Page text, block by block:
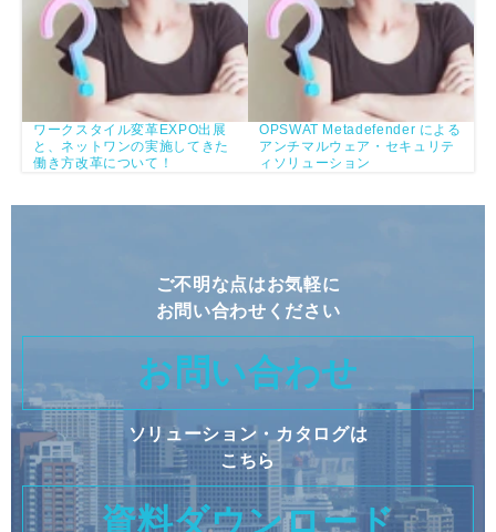
ワークスタイル変革EXPO出展
と、ネットワンの実施してきた
働き方改革について！
OPSWAT Metadefender による
アンチマルウェア・セキュリテ
ィソリューション
ご不明な点はお気軽に
お問い合わせください
お問い合わせ
ソリューション・カタログは
こちら
資料ダウンロード